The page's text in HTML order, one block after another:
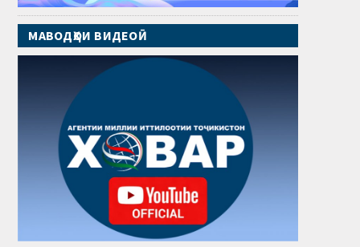
МАВОДҲОИ ВИДЕОӢ